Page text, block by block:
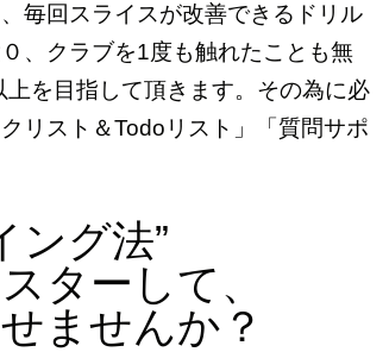
毎回スライスが改善できるドリル
、クラブを1度も触れたことも無
を目指して頂きます。その為に必
リスト＆Todoリスト」「質問サポ
ング法”
ターして、
ませんか？